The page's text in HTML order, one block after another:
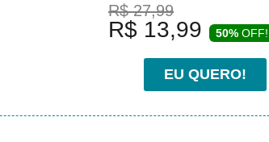
R$ 27,99
R$ 13,99 50% OFF!
EU QUERO!